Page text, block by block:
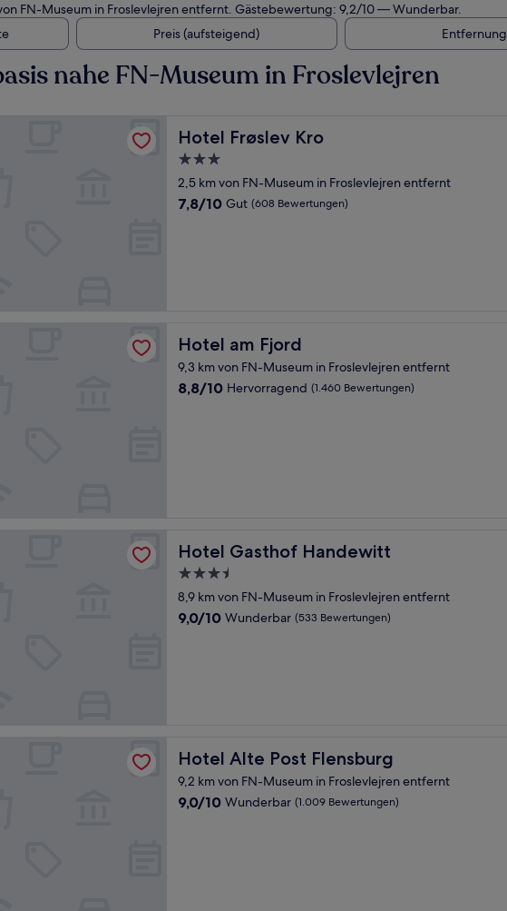
FN-Museum in Froslevlejren entfernt. Gästebewertung: 9,2/10 — Wunderbar.
Preis (aufsteigend) Entfernung
nahe FN-Museum in Froslevlejren
Hotel Frøslev Kro
Hotel Frøslev Kro
3.0-
Sterne-
Unterkunft
2,5 km von FN-Museum in Froslevlejren entfernt
7.8
7,8/10 Gut (608 Bewertungen)
Hotel am Fjord
Hotel am Fjord
9,3 km von FN-Museum in Froslevlejren entfernt
8.8
8,8/10 Hervorragend (1.460 Bewertungen)
Hotel Gasthof Handewitt
Hotel Gasthof Handewitt
3.5-
Sterne-
Unterkunft
8,9 km von FN-Museum in Froslevlejren entfernt
9.0
9,0/10 Wunderbar (533 Bewertungen)
Hotel Alte Post Flensburg
Hotel Alte Post Flensburg
9,2 km von FN-Museum in Froslevlejren entfernt
9.0
9,0/10 Wunderbar (1.009 Bewertungen)